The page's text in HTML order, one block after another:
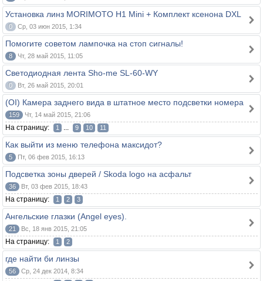
Установка линз MORIMOTO H1 Mini + Комплект ксенона DXL
0 Ср, 03 июн 2015, 1:34
Помогите советом лампочка на стоп сигналы!
8 Чт, 28 май 2015, 11:05
Светодиодная лента Sho-me SL-60-WY
0 Вт, 26 май 2015, 20:01
(OI) Камера заднего вида в штатное место подсветки номера
159 Чт, 14 май 2015, 21:06
На страницу: 1 ... 9 10 11
Как выйти из меню телефона максидот?
5 Пт, 06 фев 2015, 16:13
Подсветка зоны дверей / Skoda logo на асфальт
36 Вт, 03 фев 2015, 18:43
На страницу: 1 2 3
Ангельские глазки (Angel eyes).
21 Вс, 18 янв 2015, 21:05
На страницу: 1 2
где найти би линзы
56 Ср, 24 дек 2014, 8:34